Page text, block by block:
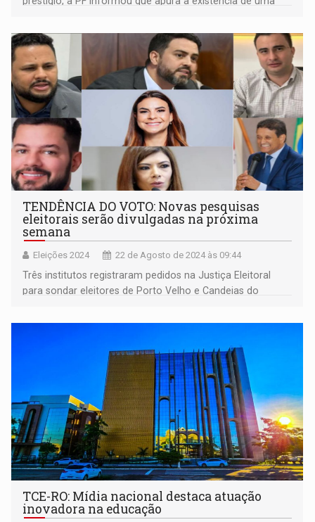
TENDÊNCIA DO VOTO: Novas pesquisas
eleitorais serão divulgadas na próxima
semana
Eleições 2024 22 de Agosto de 2024 às 09:44
Três institutos registraram pedidos na Justiça Eleitoral
para sondar eleitores de Porto Velho e Candeias do
TCE-RO: Mídia nacional destaca atuação
inovadora na educação